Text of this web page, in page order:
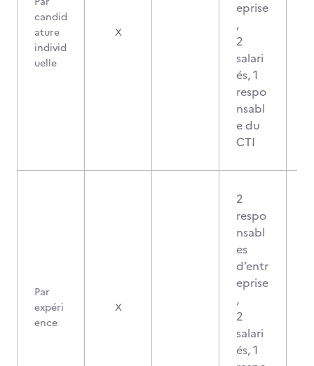
candid
ature
individ
uelle
X
eprise
,
2
salari
és, 1
respo
nsabl
e du
CTI
Par
expéri
ence
X
2
respo
nsabl
es
d’entr
eprise
,
2
salari
és, 1